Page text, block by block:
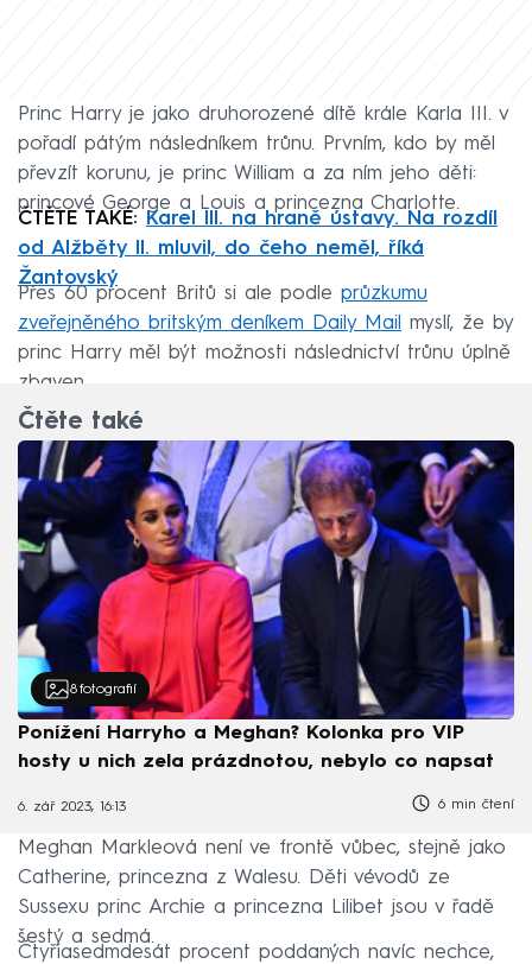
Princ Harry je jako druhorozené dítě krále Karla III. v
pořadí pátým následníkem trůnu. Prvním, kdo by měl
převzít korunu, je princ William a za ním jeho děti:
princové George a Louis a princezna Charlotte.
ČTĚTE TAKÉ: Karel III. na hraně ústavy. Na rozdíl
od Alžběty II. mluvil, do čeho neměl, říká
Žantovský
Přes 60 procent Britů si ale podle průzkumu
zveřejněného britským deníkem Daily Mail myslí, že by
princ Harry měl být možnosti následnictví trůnu úplně
zbaven.
Čtěte také
8 fotografií
Ponížení Harryho a Meghan? Kolonka pro VIP
hosty u nich zela prázdnotou, nebylo co napsat
6. zář 2023, 16:13 6 min čtení
Meghan Markleová není ve frontě vůbec, stejně jako
Catherine, princezna z Walesu. Děti vévodů ze
Sussexu princ Archie a princezna Lilibet jsou v řadě
šestý a sedmá.
Čtyřiasedmdesát procent poddaných navíc nechce,